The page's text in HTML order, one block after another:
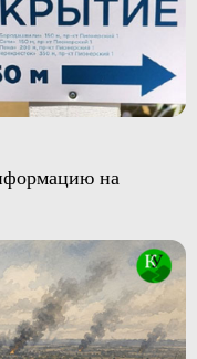
на